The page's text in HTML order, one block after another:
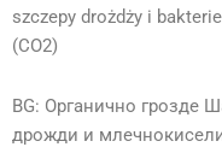
szczepy drożdży i
(CO2)
BG: Органично грозде
дрожди и